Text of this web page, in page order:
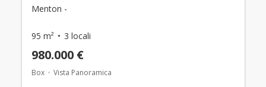
Menton -
95 m² 3 locali
980.000 €
Box Vista Panoramica